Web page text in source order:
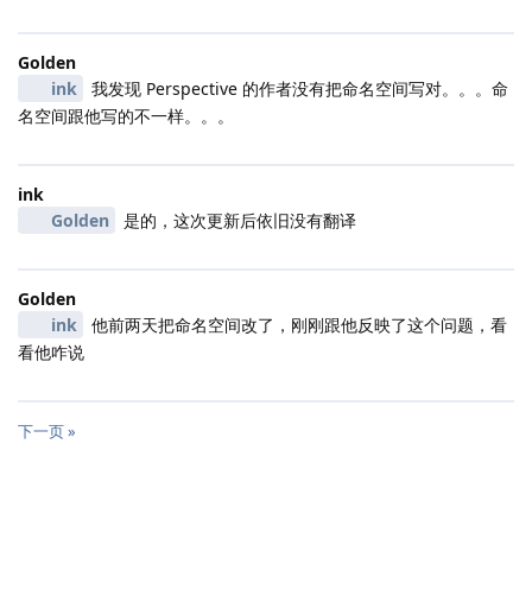
Golden
ink
我发现 Perspective 的作者没有把命名空间写对。。。命
名空间跟他写的不一样。。。
ink
Golden
是的，这次更新后依旧没有翻译
Golden
ink
他前两天把命名空间改了，刚刚跟他反映了这个问题，看
看他咋说
下一页 »